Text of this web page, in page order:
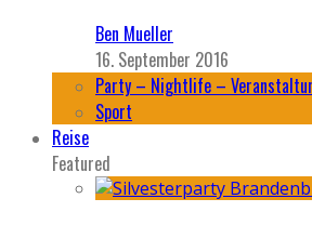
Ben Mueller
16. September 2016
Party – Nightlife –
Sport
Reise
Featured